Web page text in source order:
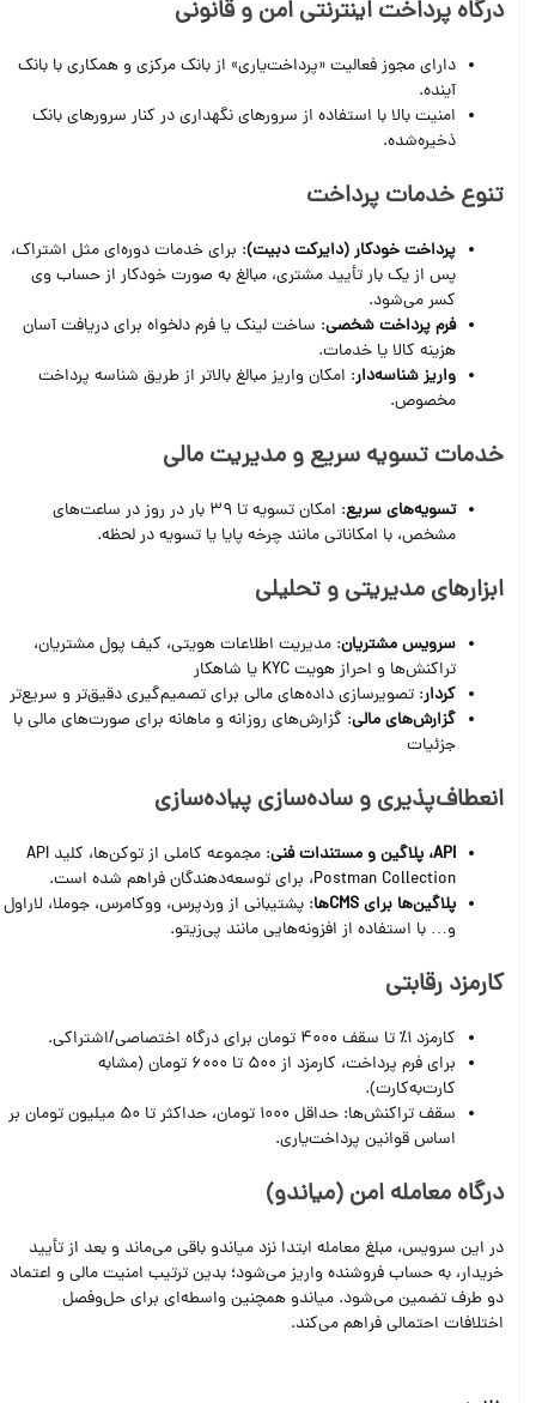
درگاه پرداخت اینترنتی امن و قانونی
دارای مجوز فعالیت «پرداخت‌یاری» از بانک مرکزی و همکاری با بانک
آینده.
امنیت بالا با استفاده از سرورهای نگهداری در کنار سرورهای بانک
ذخیره‌شده.
تنوع خدمات پرداخت
پرداخت خودکار (دایرکت دبیت): برای خدمات دوره‌ای مثل اشتراک،
پس از یک بار تأیید مشتری، مبالغ به صورت خودکار از حساب وی
کسر می‌شود.
فرم پرداخت شخصی: ساخت لینک یا فرم دلخواه برای دریافت آسان
هزینه کالا یا خدمات.
واریز شناسه‌دار: امکان واریز مبالغ بالاتر از طریق شناسه‌ پرداخت
مخصوص.
خدمات تسویه سریع و مدیریت مالی
تسویه‌های سریع
: امکان تسویه تا 39 بار در روز در ساعت‌های
مشخص، با امکاناتی مانند چرخه پایا یا تسویه در لحظه.
ابزارهای مدیریتی و تحلیلی
سرویس مشتریان: مدیریت اطلاعات هویتی، کیف پول مشتریان،
تراکنش‌ها و احراز هویت KYC یا شاهکار
کردار: تصویرسازی داده‌های مالی برای تصمیم‌گیری دقیق‌تر و سریع‌تر
گزارش‌های مالی: گزارش‌های روزانه و ماهانه برای صورت‌های مالی با
جزئیات
انعطاف‌پذیری و ساده‌سازی پیاده‌سازی
API، پلاگین و مستندات فنی
: مجموعه کاملی از توکن‌ها، کلید API
،Postman Collection برای توسعه‌دهندگان فراهم شده است.
پلاگین‌ها برای CMSها
: پشتیبانی از وردپرس، ووکامرس، جوملا، لاراول
و… با استفاده از افزونه‌هایی مانند پی‌زیتو.
کارمزد رقابتی
کارمزد 1٪ تا سقف 4000 تومان برای درگاه اختصاصی/اشتراکی.
برای فرم پرداخت، کارمزد از 500 تا 6000 تومان (مشابه
کارت‌به‌کارت).
سقف تراکنش‌ها: حداقل 1000 تومان، حداکثر تا 50 میلیون تومان بر
اساس قوانین پرداخت‌یاری.
درگاه معامله امن (میاندو)
در این سرویس، مبلغ معامله ابتدا نزد میاندو باقی می‌ماند و بعد از تأیید
خریدار، به حساب فروشنده واریز می‌شود؛ بدین ترتیب امنیت مالی و اعتماد
دو طرف تضمین می‌شود. میاندو همچنین واسطه‌ای برای حل‌وفصل
اختلافات احتمالی فراهم می‌کند.